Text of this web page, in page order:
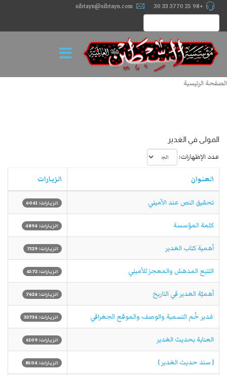
+98 25 3770 33 30
sibtayn@sibtayn.com
الصفحة الرئيسية
المولى في الغدير
عدد الإظهارات:
العنوان الزيارات
تحقيق النص عند الأميني‏ الزيارات: 6041
كلمة المؤسسة الزيارات: 4894
أهمية كتاب الغدير الزيارات: 7129
التتبع المدهش والمعجز للأميني‏ الزيارات: 4572
أهميّة الغدير في التاريخ‏ الزيارات: 7624
غدير خُم‏ التسمية والوصف والموقع الجغرافي الزيارات: 33734
العناية بحديث الغدير الزيارات: 6109
{ سند حديث الغدير } الزيارات: 8504